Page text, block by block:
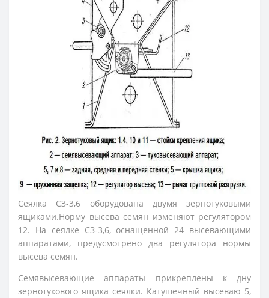
Сеялка СЗ-3,6 оборудована двумя зернотуковыми
ящиками.Норму высева семян изменяют регулятором
12. На сеялке СЗ-3,6, оснащенной 24 высевающими
аппаратами, предусмотрено два регулятора нормы
высева семян.
Семявысевающие аппараты прикреплены к дну
зернотукового ящика сеялки. Катушечный высеваю 5,